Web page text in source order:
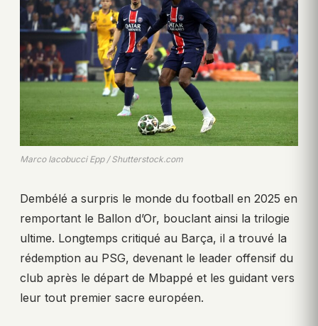
Marco Iacobucci Epp / Shutterstock.com
Dembélé a surpris le monde du football en 2025 en
remportant le Ballon d’Or, bouclant ainsi la trilogie
ultime. Longtemps critiqué au Barça, il a trouvé la
rédemption au PSG, devenant le leader offensif du
club après le départ de Mbappé et les guidant vers
leur tout premier sacre européen.